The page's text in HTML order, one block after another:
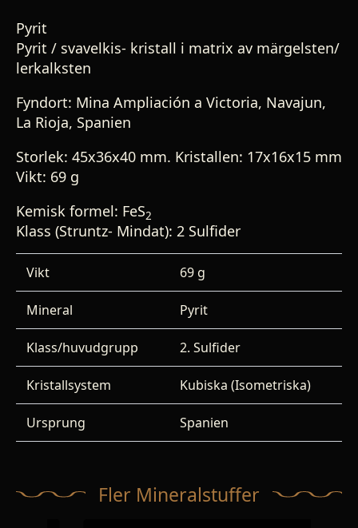
Pyrit
Pyrit / svavelkis- kristall i matrix av märgelsten/
lerkalksten
Fyndort: Mina Ampliación a Victoria, Navajun,
La Rioja, Spanien
Storlek: 45x36x40 mm. Kristallen: 17x16x15 mm
Vikt: 69 g
Kemisk formel: FeS2
Klass (Struntz- Mindat): 2 Sulfider
Vikt 69 g
Mineral Pyrit
Klass/huvudgrupp 2. Sulfider
Kristallsystem Kubiska (Isometriska)
Ursprung Spanien
Fler Mineralstuffer